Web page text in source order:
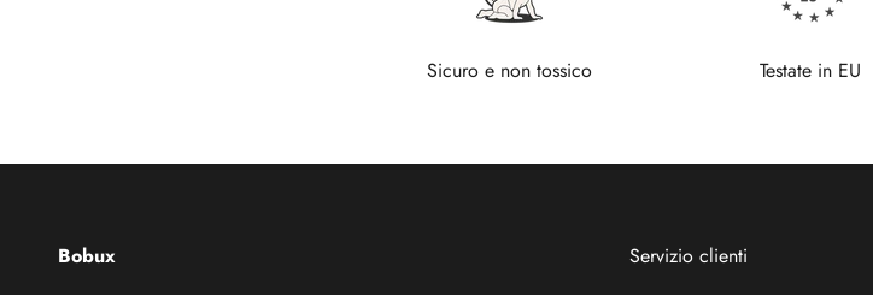
Sicuro e non tossico Testate in EU
Bobux
Servizio clienti